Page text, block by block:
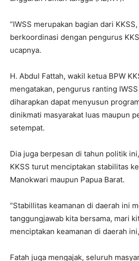
“IWSS merupakan bagian dari
berkoordinasi dengan pengurus
ucapnya.
H. Abdul Fattah, wakil ketua BPW
mengatakan, pengurus ranting
diharapkan dapat menyusun
dinikmati masyarakat luas maupun
setempat.
Dia juga berpesan di tahun politik
KKSS turut menciptakan stabilitas
Manokwari maupun Papua Barat.
“Stabillitas keamanan di daerah ini
tanggungjawab kita bersama, mari
menciptakan keamanan di daerah
Fatah juga mengajak, seluruh